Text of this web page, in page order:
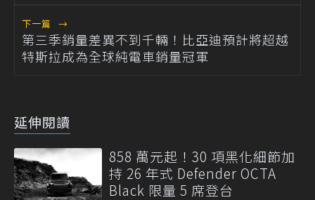
下一篇 →
第三季銷量差異不到千輛！比亞迪預計將超越
特斯拉成為全球純電車銷量冠軍
延伸閱讀
858 萬元起！30 項黑化細節加
持 26 年式 Defender OCTA
Black 限量 5 席登台